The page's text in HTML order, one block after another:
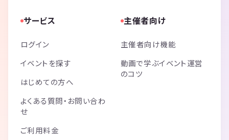
サービス
ログイン
イベントを探す
はじめての方へ
よくある質問・お問い合わ
せ
ご利用料金
主催者向け
主催者向け機能
動画で学ぶイベント運営
のコツ